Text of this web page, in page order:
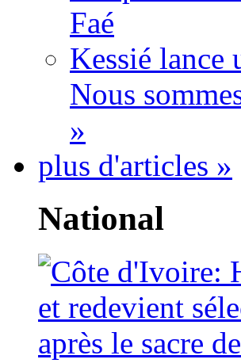
Faé
Kessié lance
Nous
»
plus d'articles »
National